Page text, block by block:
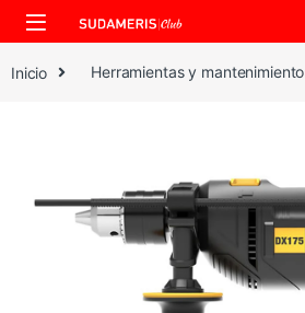
Skip to navigation
Skip to content
Inicio Herramientas y mantenimiento